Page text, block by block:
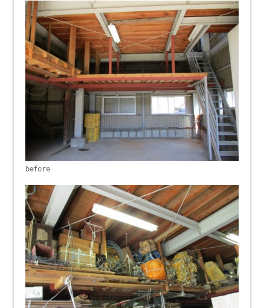
before